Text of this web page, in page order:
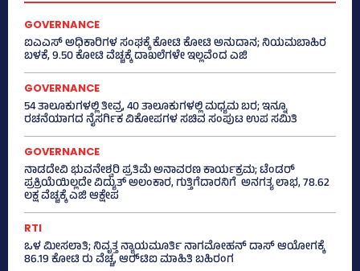
GOVERNANCE
ಐಎಎಸ್‌ ಅಧಿಕಾರಿಗಳ ಸಂಘಕ್ಕೆ ಕೋಟಿ ಕೋಟಿ ಅನುದಾನ; ನಿಯಮಬಾಹಿರ
ಬಳಕೆ, 9.50 ಕೋಟಿ ವೆಚ್ಚಕ್ಕೆ ದಾಖಲೆಗಳೇ ಇಲ್ಲವೆಂದ ಎಜಿ
GOVERNANCE
54 ತಾಲೂಕುಗಳಲ್ಲಿ ತೀವ್ರ, 40 ತಾಲೂಕುಗಳಲ್ಲಿ ಮಧ್ಯಮ ಬರ; ಇನ್ನೂ
ರಚನೆಯಾಗದ ನೈಸರ್ಗಿಕ ವಿಕೋಪಗಳ ಸಚಿವ ಸಂಪುಟ ಉಪ ಸಮಿತಿ
GOVERNANCE
ನಾಡದೇವಿ ಭುವನೇಶ್ವರಿ ಪ್ರತಿಮೆ ಅನಾವರಣ ಕಾರ್ಯಕ್ರಮ; ಟೆಂಡರ್
ಪ್ರಕ್ರಿಯೆಯಿಲ್ಲದೇ ವಿದ್ಯುತ್‌ ಅಲಂಕಾರ, ಗುತ್ತಿಗೆದಾರನಿಗೆ ಅನಗತ್ಯ ಲಾಭ, 78.62
ಲಕ್ಷ ವೆಚ್ಚಕ್ಕೆ ಎಜಿ ಆಕ್ಷೇಪ
RTI
ಒಳ ಮೀಸಲಾತಿ; ನಿವೃತ್ತ ನ್ಯಾಯಮೂರ್ತಿ ನಾಗಮೋಹನ್ ದಾಸ್ ಆಯೋಗಕ್ಕೆ
86.19 ಕೋಟಿ ರು ವೆಚ್ಚ, ಆರ್‍‌ಟಿಐ ಮಾಹಿತಿ ಬಹಿರಂಗ